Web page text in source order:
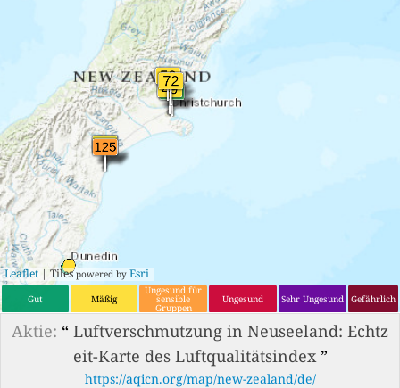
Leaflet | Tilespowered by Esri
Gut Mäßig
Ungesund für
sensible
Gruppen
Ungesund Sehr Ungesund Gefährlich
Aktie: “ Luftverschmutzung in Neuseeland: Echtz
eit-Karte des Luftqualitätsindex”
https://aqicn.org/map/new-zealand/de/